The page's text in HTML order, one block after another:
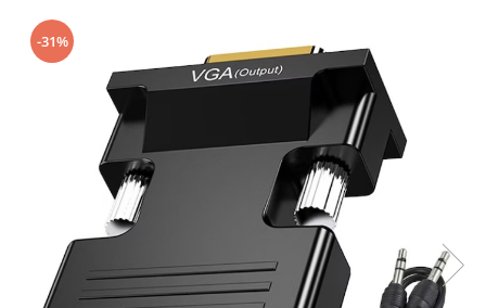
Adaptoare console jocuri
Captura video
Hub-uri, Splittere, Switch-uri
Hub-uri adaptoare video
Splittere video HDMI
Switch-uri KVM
Switch-uri video HDMI
Hub-uri USB
Accesorii telefoane mobile
Alte accesorii calculatoare
-31%